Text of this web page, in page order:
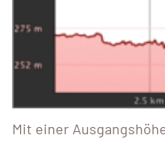
Mit einer